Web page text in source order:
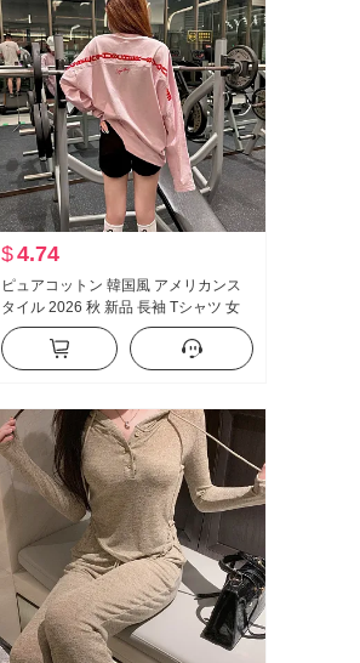
$4.74
ピュアコットン 韓国風 アメリカンス
タイル 2026 秋 新品 長袖 Tシャツ 女
性 ルーズフィット ミドル丈 ピンク ア
ルファベット セクシースタイル トッ
プス